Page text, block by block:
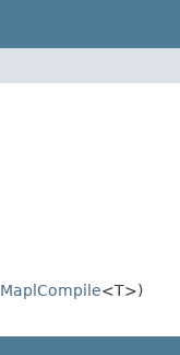
MaplCompile<T>)